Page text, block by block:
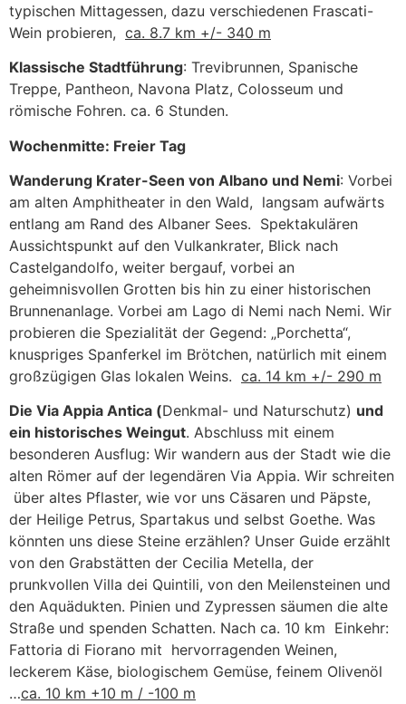
typischen Mittagessen, dazu verschiedenen Frascati-
Wein probieren, ca. 8.7 km +/- 340 m
Klassische Stadtführung: Trevibrunnen, Spanische
Treppe, Pantheon, Navona Platz, Colosseum und
römische Fohren. ca. 6 Stunden.
Wochenmitte: Freier Tag
Wanderung Krater-Seen von Albano und Nemi: Vorbei
am alten Amphitheater in den Wald, langsam aufwärts
entlang am Rand des Albaner Sees. Spektakulären
Aussichtspunkt auf den Vulkankrater, Blick nach
Castelgandolfo, weiter bergauf, vorbei an
geheimnisvollen Grotten bis hin zu einer historischen
Brunnenanlage. Vorbei am Lago di Nemi nach Nemi. Wir
probieren die Spezialität der Gegend: „Porchetta“,
knuspriges Spanferkel im Brötchen, natürlich mit einem
großzügigen Glas lokalen Weins. ca. 14 km +/- 290 m
Die Via Appia Antica (Denkmal- und Naturschutz) und
ein historisches Weingut. Abschluss mit einem
besonderen Ausflug: Wir wandern aus der Stadt wie die
alten Römer auf der legendären Via Appia. Wir schreiten
über altes Pflaster, wie vor uns Cäsaren und Päpste,
der Heilige Petrus, Spartakus und selbst Goethe. Was
könnten uns diese Steine erzählen? Unser Guide erzählt
von den Grabstätten der Cecilia Metella, der
prunkvollen Villa dei Quintili, von den Meilensteinen und
den Aquädukten. Pinien und Zypressen säumen die alte
Straße und spenden Schatten. Nach ca. 10 km Einkehr:
Fattoria di Fiorano mit hervorragenden Weinen,
leckerem Käse, biologischem Gemüse, feinem Olivenöl
…ca. 10 km +10 m / -100 m